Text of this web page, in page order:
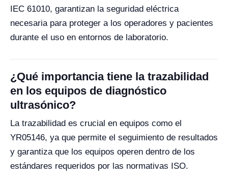
IEC 61010, garantizan la seguridad eléctrica
necesaria para proteger a los operadores y pacientes
durante el uso en entornos de laboratorio.
¿Qué importancia tiene la trazabilidad
en los equipos de diagnóstico
ultrasónico?
La trazabilidad es crucial en equipos como el
YR05146, ya que permite el seguimiento de resultados
y garantiza que los equipos operen dentro de los
estándares requeridos por las normativas ISO.